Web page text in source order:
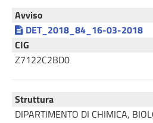
Avviso
DET_2018_84_16-03-2018
CIG
Z7122C2BD0
Struttura
DIPARTIMENTO DI CHIMICA,